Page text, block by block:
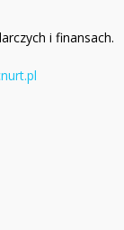
i finansach.